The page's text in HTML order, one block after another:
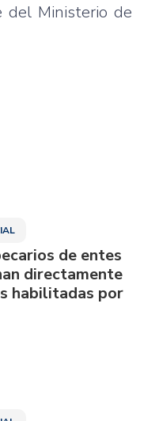
del Ministerio de
de entes
directamente
habilitadas por